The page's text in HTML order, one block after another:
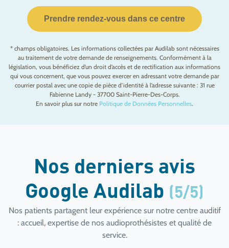
Prendre rendez-vous dans ce centre
* champs obligatoires. Les informations collectées par Audilab sont nécessaires
au traitement de votre demande de renseignements. Conformément à la
législation, vous bénéficiez d’un droit d’accès et de rectification aux informations
qui vous concernent, que vous pouvez exercer en adressant votre demande par
courrier postal avec une copie de pièce d’identité à l’adresse suivante : 31 rue
Fabienne Landy - 37700 Saint-Pierre-Des-Corps.
En savoir plus sur notre Politique de Données Personnelles.
Nos derniers avis
Google Audilab (5/5)
Nos patients partagent leur expérience sur notre centre auditif
: accueil, expertise de nos audioprothésistes et qualité de
service.